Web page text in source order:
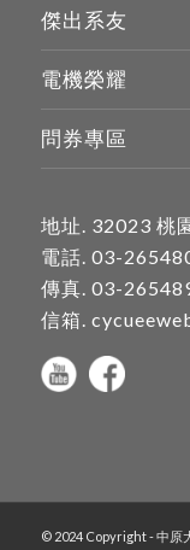
傑出系友
電機榮耀
問券專區
地址. 32023 桃
電話. 03-
傳真. 03-
信箱.
© 2024 Copyright - 中原